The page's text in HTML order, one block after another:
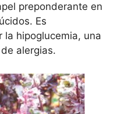
preponderante en
Es
hipoglucemia, una
alergias.